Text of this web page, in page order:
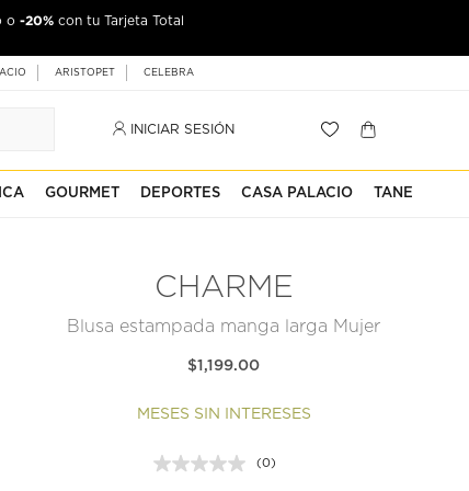
o -20% con tu Tarjeta Total
ARISTOPET CELEBRA
INICIAR SESIÓN
GOURMET DEPORTES CASA PALACIO TANE
CHARME
Blusa estampada manga larga Mujer
$1,199.00
MESES SIN INTERESES
Sin
(0)